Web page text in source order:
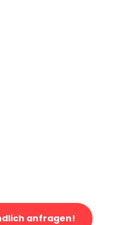
anfragen!